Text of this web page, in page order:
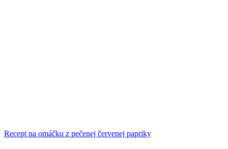
Recept na omáčku z pečenej červenej papriky